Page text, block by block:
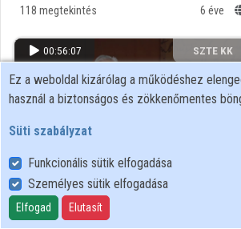
118 megtekintés 6 éve
00:56:07 SZTE KK
Vallás és tudomány
141 megtekintés
Ez a weboldal kizárólag a működéshez
használ a biztonságos és zökkenőmentes
Süti szabályzat
Funkcionális sütik elfogadása
Személyes sütik elfogadása
Elfogad Elutasít